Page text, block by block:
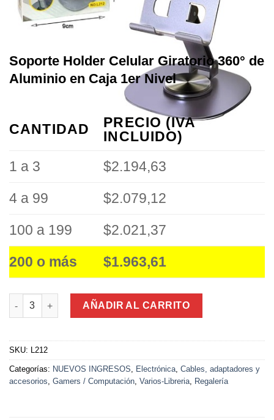
Soporte Holder Celular Giratorio 360° de
Aluminio en Caja 1er Nivel
CANTIDAD
PRECIO (IVA
INCLUIDO)
1 a 3
$2.194,63
4 a 99 $2.079,12
100 a 199 $2.021,37
200 o más $1.963,61
Soporte Holder Celular Giratorio 360° de Aluminio en Caja 1er
AÑADIR AL CARRITO
SKU: L212
Categorías: NUEVOS INGRESOS Electrónica Cables, adaptadores y
accesorios Gamers / Computación Varios-Libreria Regalería